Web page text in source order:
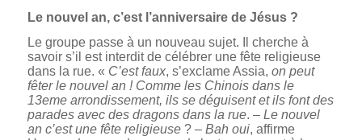
Le nouvel an, c’est l’anniversaire de Jésus ?
Le groupe passe à un nouveau sujet. Il cherche à
savoir s’il est interdit de célébrer une fête religieuse
dans la rue. « C’est faux, s’exclame Assia, on peut
fêter le nouvel an ! Comme les Chinois dans le
13eme arrondissement, ils se déguisent et ils font des
parades avec des dragons dans la rue. – Le nouvel
an c’est une fête religieuse ? – Bah oui, affirme